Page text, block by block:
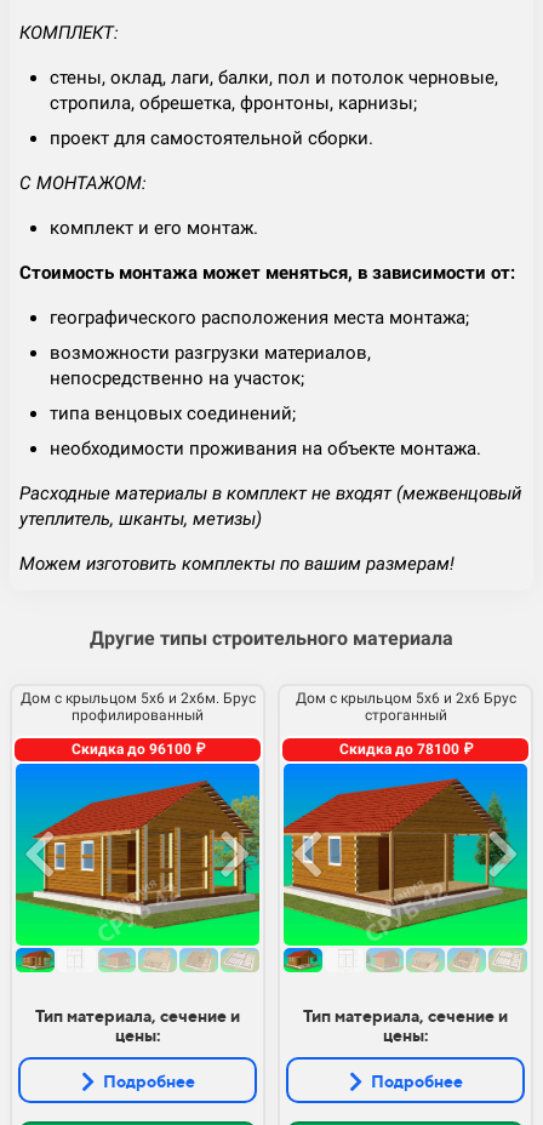
КОМПЛЕКТ:
стены, оклад, лаги, балки, пол и потолок черновые,
стропила, обрешетка, фронтоны, карнизы;
проект для самостоятельной сборки.
С МОНТАЖОМ:
комплект и его монтаж.
Стоимость монтажа может меняться, в зависимости от:
географического расположения места монтажа;
возможности разгрузки материалов,
непосредственно на участок;
типа венцовых соединений;
необходимости проживания на объекте монтажа.
Расходные материалы в комплект не входят (межвенцовый
утеплитель, шканты, метизы)
Можем изготовить комплекты по вашим размерам!
Другие типы строительного материала
Дом с крыльцом 5х6 и 2х6м. Брус
профилированный
Скидка до 96100 ₽
Тип материала, сечение и
цены:
Подробнее
Дом с крыльцом 5х6 и 2х6 Брус
строганный
Скидка до 78100 ₽
Тип материала, сечение и
цены:
Подробнее